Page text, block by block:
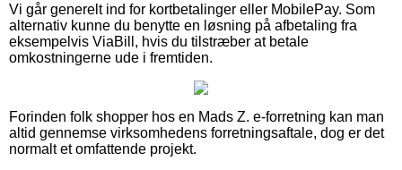
Vi går generelt ind for kortbetalinger eller MobilePay. Som
alternativ kunne du benytte en løsning på afbetaling fra
eksempelvis ViaBill, hvis du tilstræber at betale
omkostningerne ude i fremtiden.
Forinden folk shopper hos en Mads Z. e-forretning kan man
altid gennemse virksomhedens forretningsaftale, dog er det
normalt et omfattende projekt.